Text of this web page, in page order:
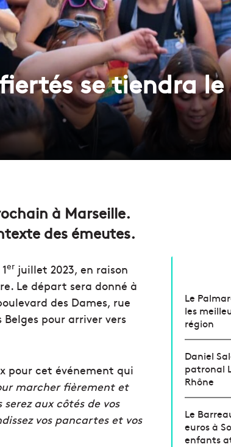
se tiendra le
à Marseille.
des émeutes.
er juillet 2023, en raison
Le départ sera donné à
des Dames, rue
pour arriver vers
pour cet événement qui
marcher fièrement et
serez aux côtés de vos
vos pancartes et vos
Le
les
région
Daniel
patronal
Rhône
Le
euros à
enfants